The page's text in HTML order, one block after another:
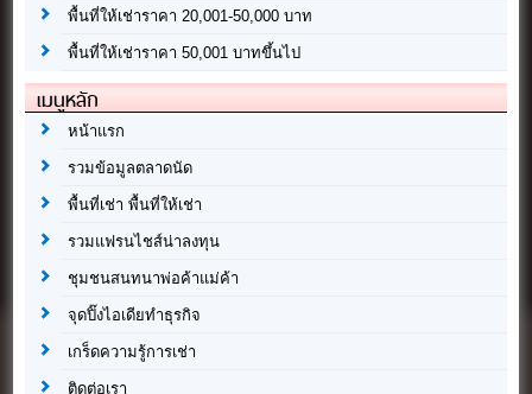
พื้นที่ให้เช่าราคา 20,001-50,000 บาท
พื้นที่ให้เช่าราคา 50,001 บาทขึ้นไป
เมนูหลัก
หน้าแรก
รวมข้อมูลตลาดนัด
พื้นที่เช่า พื้นที่ให้เช่า
รวมแฟรนไชส์น่าลงทุน
ชุมชนสนทนาพ่อค้าแม่ค้า
จุดปิ๊งไอเดียทำธุรกิจ
เกร็ดความรู้การเช่า
ติดต่อเรา